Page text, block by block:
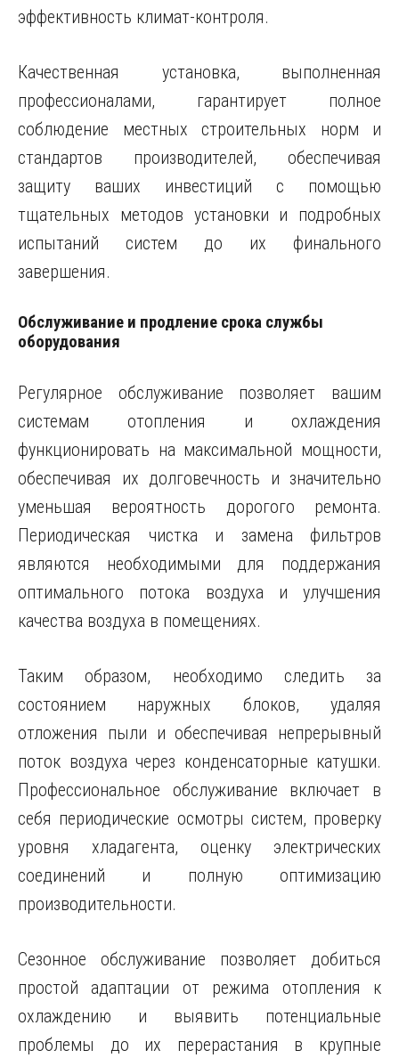
эффективность климат-контроля.
Качественная установка, выполненная
профессионалами, гарантирует полное
соблюдение местных строительных норм и
стандартов производителей, обеспечивая
защиту ваших инвестиций с помощью
тщательных методов установки и подробных
испытаний систем до их финального
завершения.
Обслуживание и продление срока службы
оборудования
Регулярное обслуживание позволяет вашим
системам отопления и охлаждения
функционировать на максимальной мощности,
обеспечивая их долговечность и значительно
уменьшая вероятность дорогого ремонта.
Периодическая чистка и замена фильтров
являются необходимыми для поддержания
оптимального потока воздуха и улучшения
качества воздуха в помещениях.
Таким образом, необходимо следить за
состоянием наружных блоков, удаляя
отложения пыли и обеспечивая непрерывный
поток воздуха через конденсаторные катушки.
Профессиональное обслуживание включает в
себя периодические осмотры систем, проверку
уровня хладагента, оценку электрических
соединений и полную оптимизацию
производительности.
Сезонное обслуживание позволяет добиться
простой адаптации от режима отопления к
охлаждению и выявить потенциальные
проблемы до их перерастания в крупные